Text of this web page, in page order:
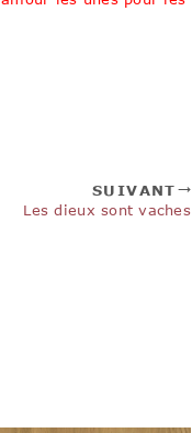
SUIVANT
Les dieux sont vaches